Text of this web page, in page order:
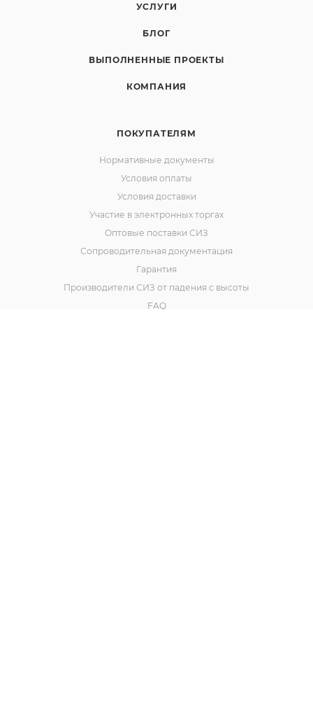
УСЛУГИ
БЛОГ
ВЫПОЛНЕННЫЕ ПРОЕКТЫ
КОМПАНИЯ
ПОКУПАТЕЛЯМ
Нормативные документы
Условия оплаты
Условия доставки
Участие в электронных торгах
Оптовые поставки СИЗ
Сопроводительная документация
Гарантия
Производители СИЗ от падения с высоты
FAQ